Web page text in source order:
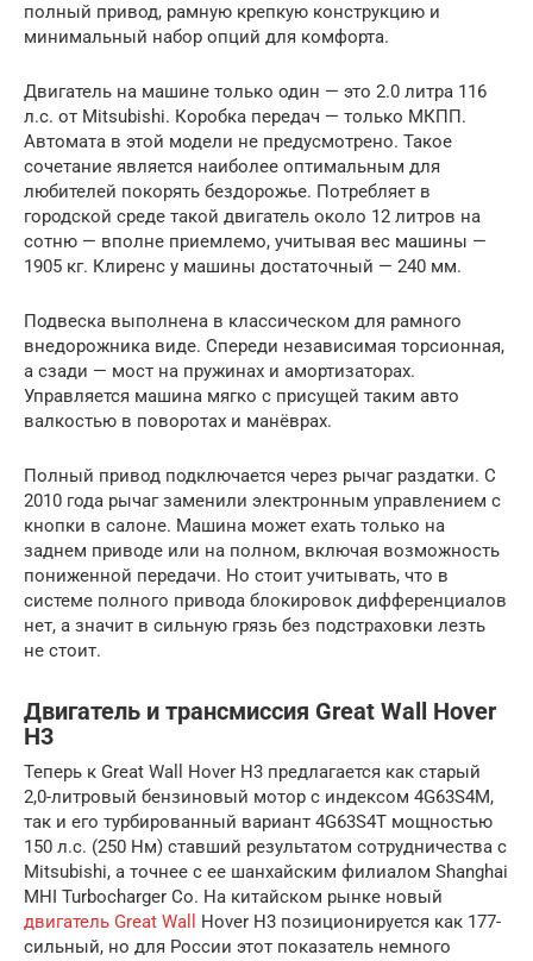
полный привод, рамную крепкую конструкцию и
минимальный набор опций для комфорта.
Двигатель на машине только один — это 2.0 литра 116
л.с. от Mitsubishi. Коробка передач — только МКПП.
Автомата в этой модели не предусмотрено. Такое
сочетание является наиболее оптимальным для
любителей покорять бездорожье. Потребляет в
городской среде такой двигатель около 12 литров на
сотню — вполне приемлемо, учитывая вес машины —
1905 кг. Клиренс у машины достаточный — 240 мм.
Подвеска выполнена в классическом для рамного
внедорожника виде. Спереди независимая торсионная,
а сзади — мост на пружинах и амортизаторах.
Управляется машина мягко с присущей таким авто
валкостью в поворотах и манёврах.
Полный привод подключается через рычаг раздатки. С
2010 года рычаг заменили электронным управлением с
кнопки в салоне. Машина может ехать только на
заднем приводе или на полном, включая возможность
пониженной передачи. Но стоит учитывать, что в
системе полного привода блокировок дифференциалов
нет, а значит в сильную грязь без подстраховки лезть
не стоит.
Двигатель и трансмиссия Great Wall Hover
H3
Теперь к Great Wall Hover H3 предлагается как старый
2,0-литровый бензиновый мотор с индексом 4G63S4M,
так и его турбированный вариант 4G63S4T мощностью
150 л.с. (250 Нм) ставший результатом сотрудничества с
Mitsubishi, а точнее с ее шанхайским филиалом Shanghai
MHI Turbocharger Co. На китайском рынке новый
двигатель Great Wall
Hover H3 позиционируется как 177-
сильный, но для России этот показатель немного